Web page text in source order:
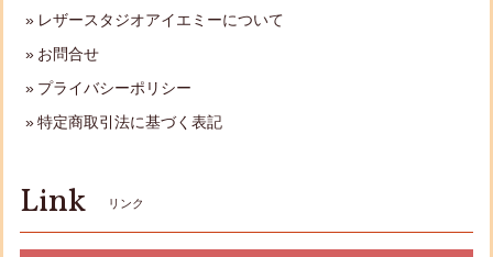
レザースタジオアイエミーについて
お問合せ
プライバシーポリシー
特定商取引法に基づく表記
Link リンク